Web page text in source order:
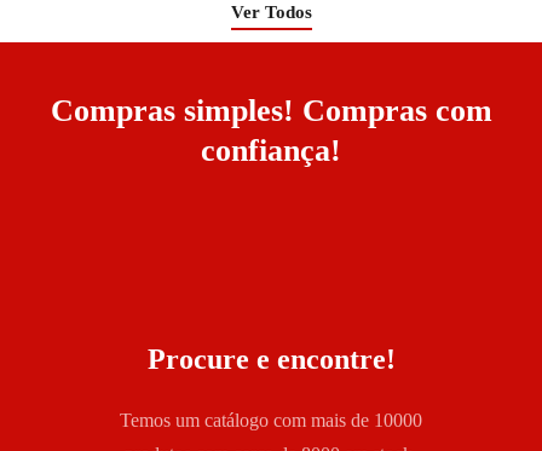
Ver Todos
Compras simples! Compras com
confiança!
Procure e encontre!
Temos um catálogo com mais de 10000